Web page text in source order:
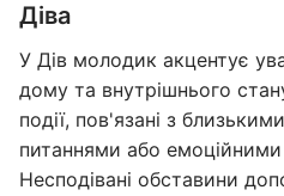
Діва
У Дів молодик акцентує
дому та внутрішнього
події, пов'язані з
питаннями або
Несподівані обставини